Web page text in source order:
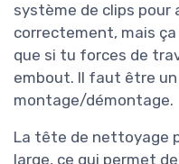
système de clips
correctement, mais
que si tu forces de
embout. Il faut être
montage/démontage.
La tête de nettoyage
large, ce qui permet